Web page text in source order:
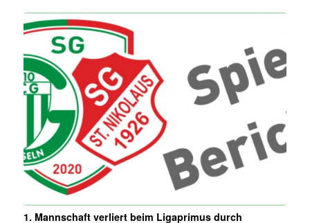
1. Mannschaft verliert beim Ligaprimus durch